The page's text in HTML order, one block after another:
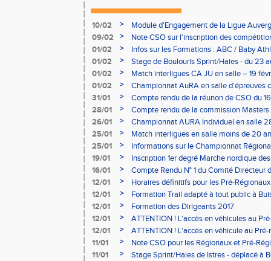
10/02 >
Module d'Engagement de la Ligue
09/02
>
Note CSO sur l'inscription des
01/02
>
Infos sur les Formations : ABC / Baby
01/02
>
Stage de Boulouris Sprint/Haies - du 23
01/02
>
Match interligues CA JU en salle – 19
01/02
>
Championnat AuRA en salle d’épreuves
- le 12 février
31/01 >
Compte rendu de la réunon de CSO du
28/01
>
Compte rendu de la commission
à Bourgoin
26/01 >
Championnat AURA Individuel en salle
25/01
>
Match interligues en salle moins de 20
25/01
>
Informations sur le Championnat
05/02
19/01 >
Inscription 1er degré Marche nordique
03/02 (sous condition)
16/01 >
Compte Rendu N° 1 du Comité Directeur
12/01
>
Horaires définitifs pour les Pré-
Aubière
12/01 >
Formation Trail adapté à tout public à
12/01
>
Formation des Dirigeants 2017
12/01
>
ATTENTION ! L'accès en véhicules au
Bains sera réglementé
12/01 >
ATTENTION ! L'accès en véhicule au
Bains sera réglementé
11/01 >
Note CSO pour les Régionaux et Pré-
11/01
> Stage Sprint/Haies de Istres - déplacé à